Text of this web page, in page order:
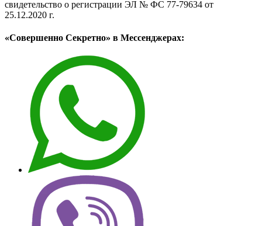
свидетельство о регистрации ЭЛ № ФС 77-79634 от
25.12.2020 г.
«Совершенно Секретно» в Мессенджерах: